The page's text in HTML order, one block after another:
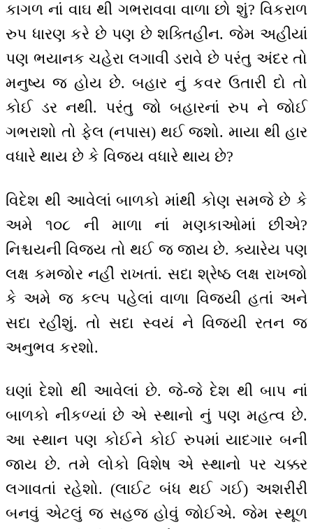
કાગળ નાં વાઘ થી ગભરાવવા વાળા છો શું? વિકરાળ
રુપ ધારણ કરે છે પણ છે શક્તિહીન. જેમ અહીયાં
પણ ભયાનક ચહેરા લગાવી ડરાવે છે પરંતુ અંદર તો
મનુષ્ય જ હોય છે. બહાર નું કવર ઉતારી દો તો
કોઈ ડર નથી. પરંતુ જો બહારનાં રુપ ને જોઈ
ગભરાશો તો ફેલ (નપાસ) થઈ જશો. માયા થી હાર
વધારે થાય છે કે વિજય વધારે થાય છે?
વિદેશ થી આવેલાં બાળકો માંથી કોણ સમજે છે કે
અમે ૧૦૮ ની માળા નાં મણકાઓમાં છીએ?
નિશ્ચયની વિજય તો થઈ જ જાય છે. ક્યારેય પણ
લક્ષ કમજોર નહીં રાખતાં. સદા શ્રેષ્ઠ લક્ષ રાખજો
કે અમે જ કલ્પ પહેલાં વાળા વિજયી હતાં અને
સદા રહીશું. તો સદા સ્વયં ને વિજયી રતન જ
અનુભવ કરશો.
ઘણાં દેશો થી આવેલાં છે. જે-જે દેશ થી બાપ નાં
બાળકો નીકળ્યાં છે એ સ્થાનો નું પણ મહત્વ છે.
આ સ્થાન પણ કોઈને કોઈ રુપમાં યાદગાર બની
જાય છે. તમે લોકો વિશેષ એ સ્થાનો પર ચક્કર
લગાવતાં રહેશો. (લાઈટ બંધ થઈ ગઈ) અશરીરી
બનવું એટલું જ સહજ હોવું જોઈએ. જેમ સ્થૂળ